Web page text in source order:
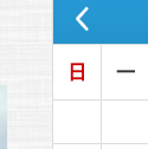
日 一